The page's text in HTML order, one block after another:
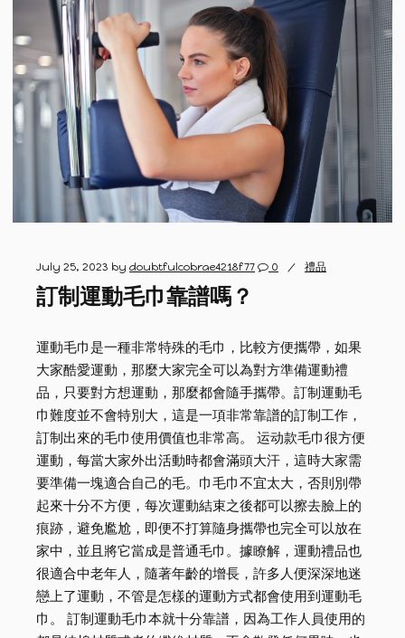
July 25, 2023 by doubtfulcobrae4218f77 0 禮品
訂制運動毛巾靠譜嗎？
運動毛巾是一種非常特殊的毛巾，比較方便攜帶，如果
大家酷愛運動，那麼大家完全可以為對方準備運動禮
品，只要對方想運動，那麼都會隨手攜帶。訂制運動毛
巾難度並不會特別大，這是一項非常靠譜的訂制工作，
訂制出來的毛巾使用價值也非常高。 运动款毛巾很方便
運動，每當大家外出活動時都會滿頭大汗，這時大家需
要準備一塊適合自己的毛。巾毛巾不宜太大，否則別帶
起來十分不方便，每次運動結束之後都可以擦去臉上的
痕跡，避免尷尬，即便不打算隨身攜帶也完全可以放在
家中，並且將它當成是普通毛巾。據瞭解，運動禮品也
很適合中老年人，隨著年齡的增長，許多人便深深地迷
戀上了運動，不管是怎樣的運動方式都會使用到運動毛
巾。 訂制運動毛巾本就十分靠譜，因為工作人員使用的